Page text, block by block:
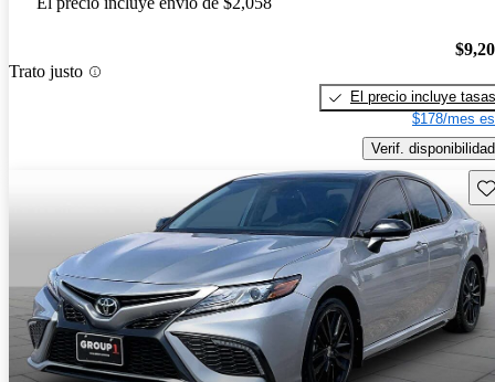
Trato justo
El precio incluye tasas
$178/mes
Verif. disponibilidad